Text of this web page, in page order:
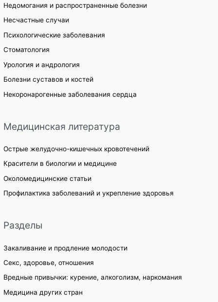
Недомогания и распространенные болезни
Несчастные случаи
Психологические заболевания
Стоматология
Урология и андрология
Болезни суставов и костей
Некоронарогенные заболевания сердца
Медицинская литература
Острые желудочно-кишечных кровотечений
Красители в биологии и медицине
Околомедицинские статьи
Профилактика заболеваний и укрепление здоровья
Разделы
Закаливание и продление молодости
Секс, здоровье, отношения
Вредные привычки: курение, алкоголизм, наркомания
Медицина других стран